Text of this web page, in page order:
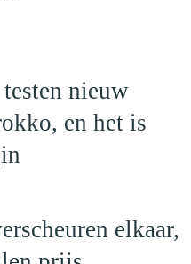
nieuw
en het is
elkaar,